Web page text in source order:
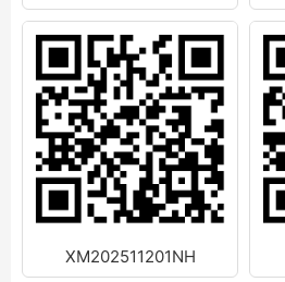
XM202511201NH